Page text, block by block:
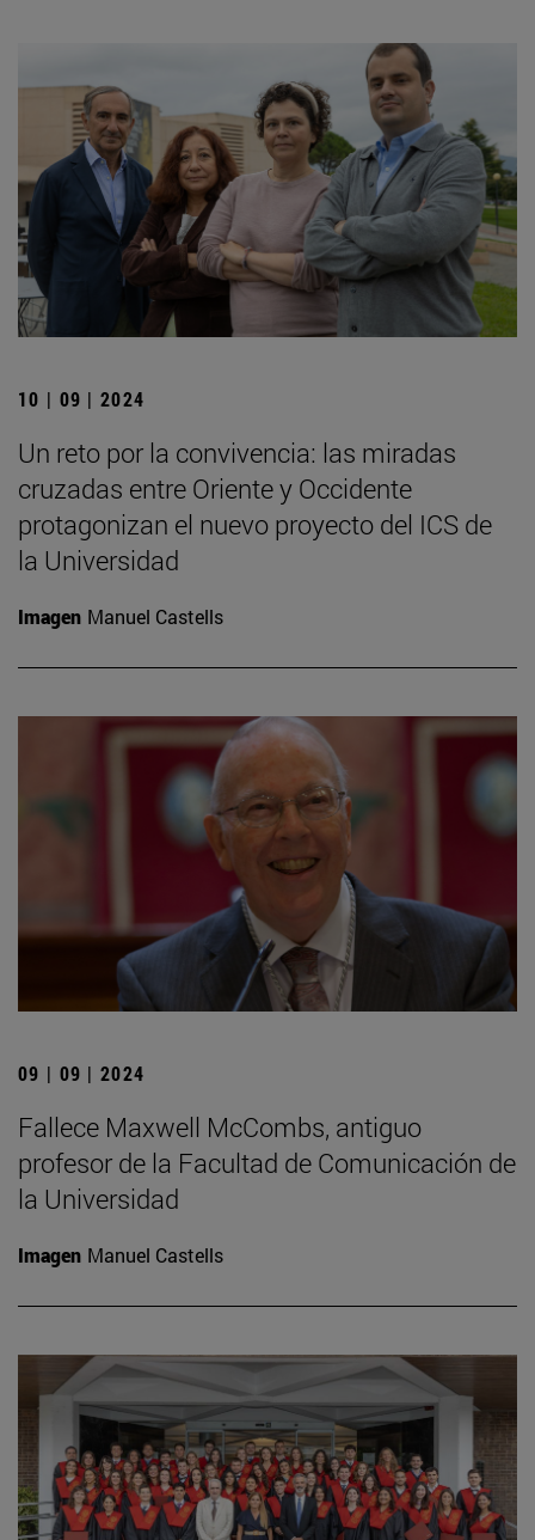
10 | 09 | 2024
Un reto por la convivencia: las miradas
cruzadas entre Oriente y Occidente
protagonizan el nuevo proyecto del ICS de
la Universidad
Imagen Manuel Castells
09 | 09 | 2024
Fallece Maxwell McCombs, antiguo
profesor de la Facultad de Comunicación de
la Universidad
Imagen Manuel Castells